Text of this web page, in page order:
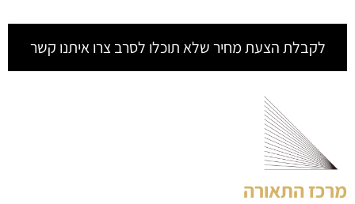
לקבלת הצעת מחיר שלא תוכלו לסרב צרו איתנו קשר
מרכז התאורה